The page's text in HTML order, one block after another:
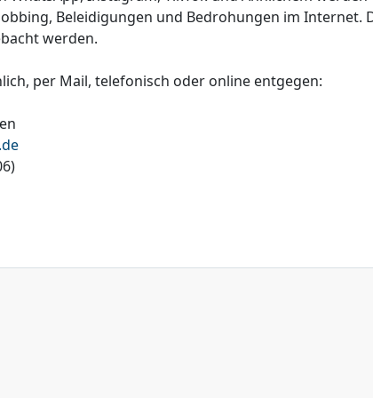
Beleidigungen und Bedrohungen im Internet.
werden.
per Mail, telefonisch oder online entgegen: